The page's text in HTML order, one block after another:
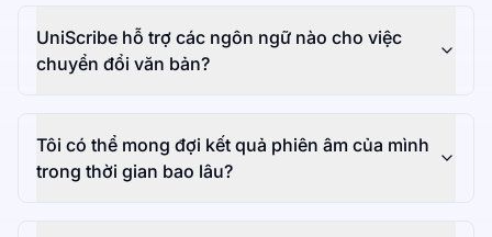
UniScribe hỗ trợ các ngôn ngữ nào cho việc
chuyển đổi văn bản?
Tôi có thể mong đợi kết quả phiên âm của mình
trong thời gian bao lâu?